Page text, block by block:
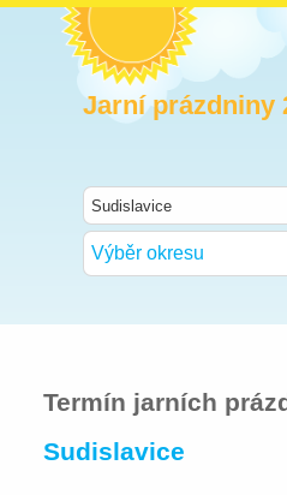
Jarní prázdniny
Výběr okresu
Termín jarních
Sudislavice